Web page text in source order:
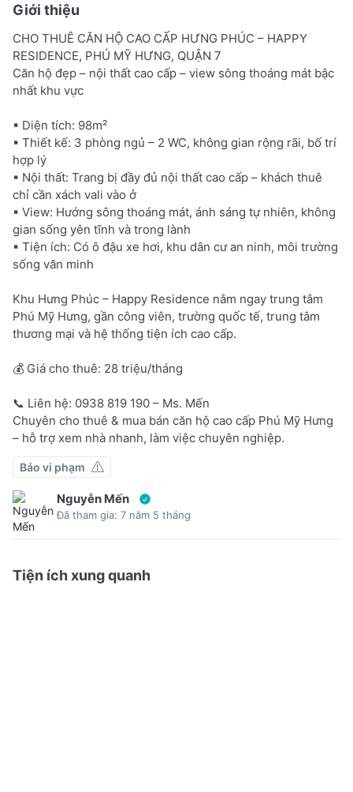
Giới thiệu
CHO THUÊ CĂN HỘ CAO CẤP HƯNG PHÚC – HAPPY
RESIDENCE, PHÚ MỸ HƯNG, QUẬN 7
Căn hộ đẹp – nội thất cao cấp – view sông thoáng mát bậc
nhất khu vực
▪ Diện tích: 98m²
▪ Thiết kế: 3 phòng ngủ – 2 WC, không gian rộng rãi, bố trí
hợp lý
▪ Nội thất: Trang bị đầy đủ nội thất cao cấp – khách thuê
chỉ cần xách vali vào ở
▪ View: Hướng sông thoáng mát, ánh sáng tự nhiên, không
gian sống yên tĩnh và trong lành
▪ Tiện ích: Có ô đậu xe hơi, khu dân cư an ninh, môi trường
sống văn minh
Khu Hưng Phúc – Happy Residence nằm ngay trung tâm
Phú Mỹ Hưng, gần công viên, trường quốc tế, trung tâm
thương mại và hệ thống tiện ích cao cấp.
💰 Giá cho thuê: 28 triệu/tháng
📞 Liên hệ: 0938 819 190 – Ms. Mến
Chuyên cho thuê & mua bán căn hộ cao cấp Phú Mỹ Hưng
– hỗ trợ xem nhà nhanh, làm việc chuyên nghiệp.
Báo vi phạm
Nguyễn Mến
Đã tham gia: 7 năm 5 tháng
Tiện ích xung quanh